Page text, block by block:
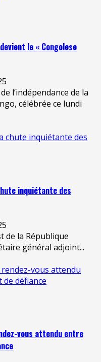
le « Congolese
l’indépendance de la
célébrée ce lundi
chute inquiétante des
inquiétante des
de la République
général adjoint...
rendez-vous attendu
défiance
vous attendu entre